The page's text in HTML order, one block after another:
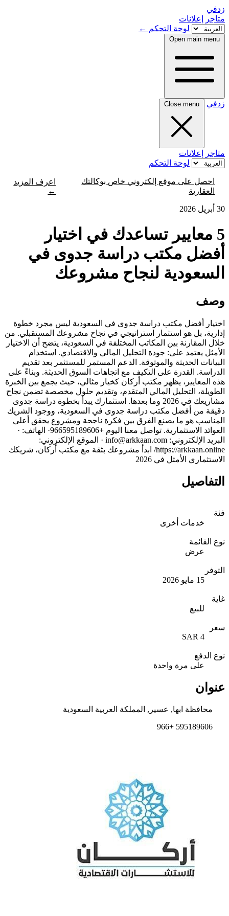
زدفي
متاجر
إعلانات
لوحة التحكم ←
Open main menu
زدفي Close menu
متاجر
إعلانات
لوحة التحكم
احصل على موقع إلكتروني خاص بوكالتك
العقارية
اعرف المزيد
←
30 أبريل 2026
5 معايير تساعدك في اختيار
أفضل مكتب دراسة جدوى في
السعودية لنجاح مشروعك
وصف
اختيار أفضل مكتب دراسة جدوى في السعودية ليس مجرد خطوة
إدارية، بل هو استثمار استراتيجي في نجاح مشروعك المستقبلي. من
خلال المقارنة بين المكاتب المختلفة في السعودية، يتضح أن الاختيار
الأمثل يعتمد على: جودة التحليل المالي والاقتصادي. استخدام
البيانات الحديثة والموثوقة. الدعم المستمر للمستثمر بعد تقديم
الدراسة. القدرة على التكيف مع اتجاهات السوق الحديثة. وبناءً على
هذه المعايير، يظهر مكتب أركان كخيار مثالي، حيث يجمع بين الخبرة
الطويلة، التحليل المالي المتقدم، وتقديم حلول مخصصة تضمن نجاح
مشاريعك في 2026 وما بعدها. استثمارك يبدأ بخطوة دراسة جدوى
دقيقة من أفضل مكتب دراسة جدوى في السعودية، ووجود الشريك
المناسب هو ما يصنع الفرق بين فكرة ناجحة ومشروع يحقق أعلى
العوائد الاستثمارية. تواصل معنا اليوم +966595189606· الهاتف: ·
البريد الإلكتروني: info@arkkaan.com · الموقع الإلكتروني:
https://arkkaan.online/ ابدأ مشروعك بثقة مع مكتب أركان، شريكك
الاستثماري الأمثل في 2026
التفاصيل
فئة
خدمات أخرى
نوع القائمة
عرض
التوفر
15 مايو 2026
غاية
للبيع
سعر
4 SAR
نوع الدفع
على مرة واحدة
عنوان
محافظة ابها, عسير, المملكة العربية السعودية
595189606 +966